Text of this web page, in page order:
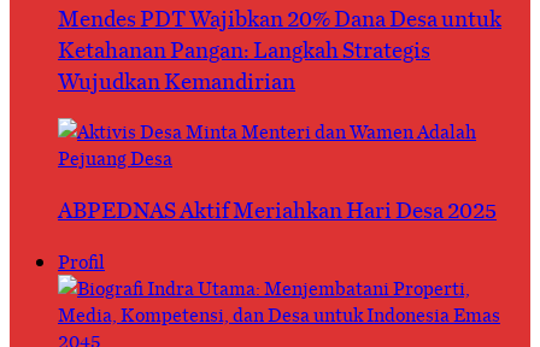
Mendes PDT Wajibkan 20% Dana Desa untuk
Ketahanan Pangan: Langkah Strategis
Wujudkan Kemandirian
ABPEDNAS Aktif Meriahkan Hari Desa 2025
Profil